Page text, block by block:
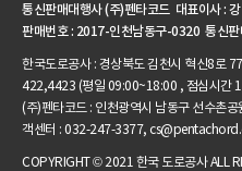
통신판매대행사 (주)펜타코드 대표이사 :
판매번호 : 2017-인천남동구-0320 통신판
한국도로공사 : 경상북도 김천시 혁신8로
422,4423 (평일 09:00~18:00 , 점심시간
(주)펜타코드 : 인천광역시 남동구 선수촌
객센터 : 032-247-3377,
COPYRIGHT © 2021 한국 도로공사 ALL